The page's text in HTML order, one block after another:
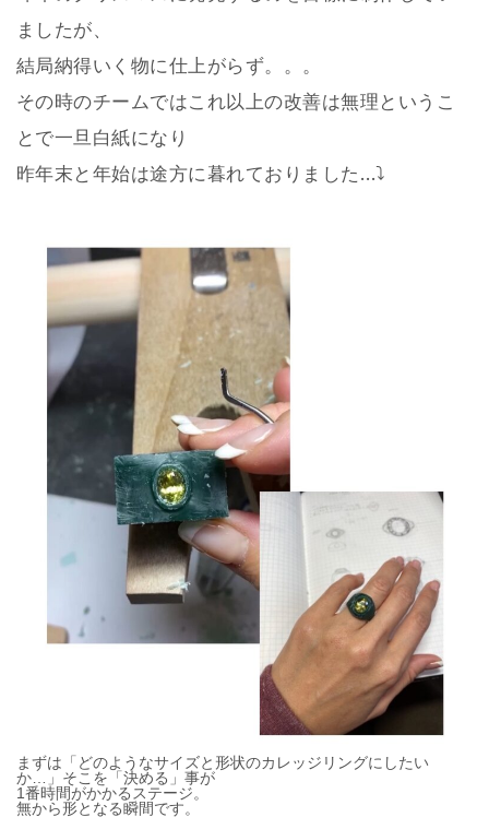
ましたが、
結局納得いく物に仕上がらず。。。
その時のチームではこれ以上の改善は無理というこ
とで一旦白紙になり
昨年末と年始は途方に暮れておりました…⤵︎
まずは「どのようなサイズと形状のカレッジリングにしたい
か…」そこを「決める」事が
1番時間がかかるステージ。
無から形となる瞬間です。